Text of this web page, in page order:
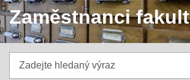
Zaměstnanci
hledaný